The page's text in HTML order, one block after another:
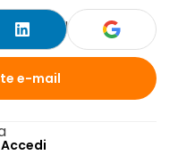
aumenta:
e-mail
Accedi